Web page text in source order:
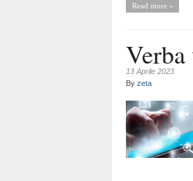
Read more »
13 Aprile 2023
By zeta